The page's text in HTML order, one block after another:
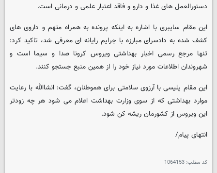
دستورالعمل های غذا و دارو و فاقد اعتبار علمی و درمانی است.
این مقام سایبری با اشاره به اینکه پرونده به همراه متهم و داروی های
کشف شده به دادسرای مبارزه با جرایم رایانه ای معرفی شد، تاکید کرد:
تنها مرجع رسمی اخبار بهداشتی ویروس کرونا صدا و سیما است و
شهروندان اطلاعات مورد نیاز خود را از همین منبع جستجو کنند.
این مقام پلیسی با آرزوی سلامتی برای هموطنان، گفت: انشاالله با رعایت
موارد بهداشتی که از سوی وزارت بهداشت اعلام می شود هر چه زودتر
این ویروس از کشورمان ریشه کن شود.
انتهای پیام/
کد مطلب: 1064153